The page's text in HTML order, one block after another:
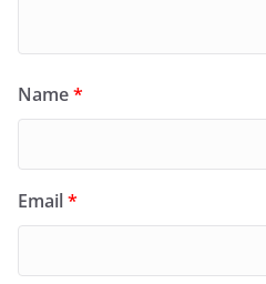
Name*
Email*